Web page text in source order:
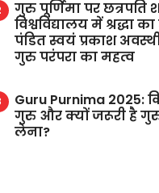
गुरु पूर्णिमा पर छत्रपति
विश्वविद्यालय में श्रद्धा
पंडित स्वयं प्रकाश
गुरु परंपरा का महत्व
Guru Purnima 2025:
गुरु और क्यों जरूरी है गुरु
लेना?